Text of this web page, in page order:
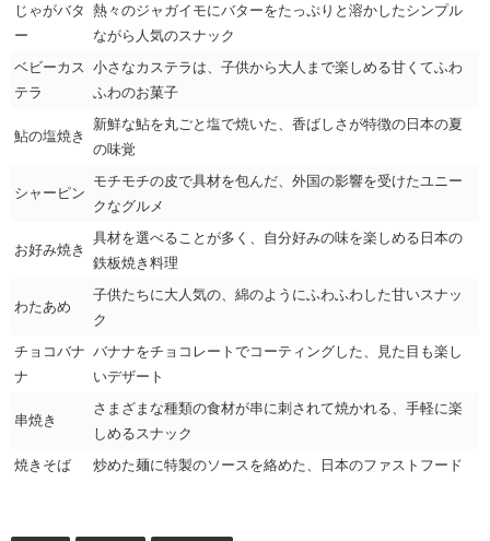
じゃがバタ
ー
熱々のジャガイモにバターをたっぷりと溶かしたシンプル
ながら人気のスナック
ベビーカス
テラ
小さなカステラは、子供から大人まで楽しめる甘くてふわ
ふわのお菓子
鮎の塩焼き
新鮮な鮎を丸ごと塩で焼いた、香ばしさが特徴の日本の夏
の味覚
シャーピン
モチモチの皮で具材を包んだ、外国の影響を受けたユニー
クなグルメ
お好み焼き
具材を選べることが多く、自分好みの味を楽しめる日本の
鉄板焼き料理
わたあめ
子供たちに大人気の、綿のようにふわふわした甘いスナッ
ク
チョコバナ
ナ
バナナをチョコレートでコーティングした、見た目も楽し
いデザート
串焼き
さまざまな種類の食材が串に刺されて焼かれる、手軽に楽
しめるスナック
焼きそば
炒めた麺に特製のソースを絡めた、日本のファストフード